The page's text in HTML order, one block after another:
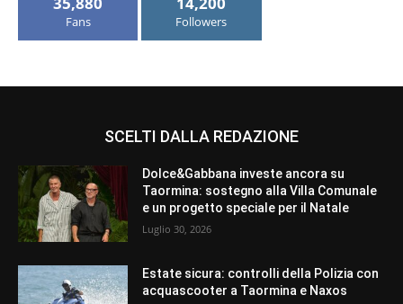
Fans Followers
SCELTI DALLA REDAZIONE
Dolce&Gabbana investe ancora su
Taormina: sostegno alla Villa Comunale
e un progetto speciale per il Natale
Luglio 30, 2026
Estate sicura: controlli della Polizia con
acquascooter a Taormina e Naxos